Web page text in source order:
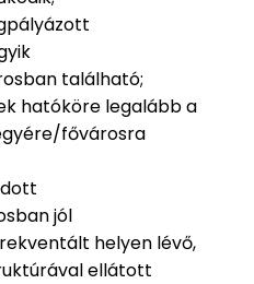
található;
hatóköre legalább a
fővárosra
jól
helyen lévő,
ellátott